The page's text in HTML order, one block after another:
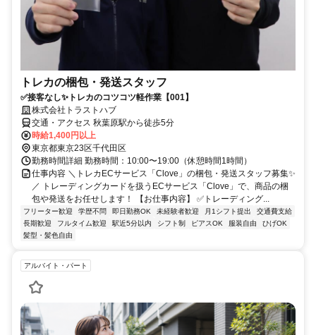
トレカの梱包・発送スタッフ
✅接客なし✨トレカのコツコツ軽作業【001】
株式会社トラストハブ
交通・アクセス 秋葉原駅から徒歩5分
時給1,400円以上
東京都東京23区千代田区
勤務時間詳細 勤務時間：10:00〜19:00（休憩時間1時間）
仕事内容 ＼トレカECサービス「Clove」の梱包・発送スタッフ募集✨
／ トレーディングカードを扱うECサービス「Clove」で、商品の梱
包や発送をお任せします！ 【お仕事内容】 ✅トレーディング...
フリーター歓迎 学歴不問 即日勤務OK 未経験者歓迎 月1シフト提出
交通費支給
長期歓迎
フルタイム歓迎 駅近5分以内 シフト制 ピアスOK 服装自由
ひげOK
髪型・髪色自由
アルバイト・パート